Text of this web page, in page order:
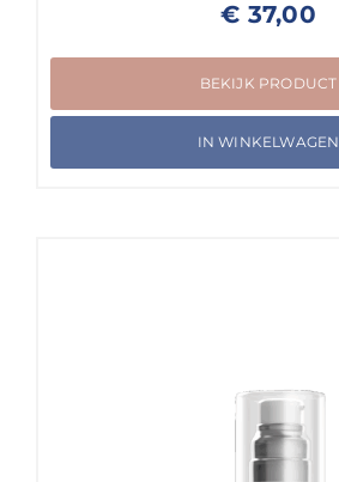
€ 37,00
BEKIJK PRODUCT
IN WINKELWAGEN